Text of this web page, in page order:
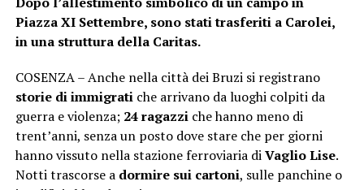
Piazza XI Settembre, sono stati trasferiti a Carolei,
in una struttura della Caritas.
COSENZA – Anche nella città dei Bruzi si registrano
storie di immigrati che arrivano da luoghi colpiti da
guerra e violenza;24 ragazziche hanno meno di
trent’anni, senza un posto dove stare che per giorni
hanno vissuto nella stazione ferroviaria diVaglio Lise.
Notti trascorse a dormire sui cartoni, sulle panchine o